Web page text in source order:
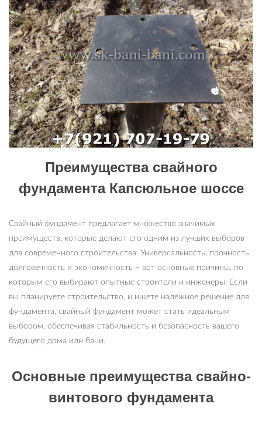
Преимущества свайного
фундамента Капсюльное шоссе
Свайный фундамент предлагает множество значимых
преимуществ, которые делают его одним из лучших выборов
для современного строительства. Универсальность, прочность,
долговечность и экономичность – вот основные причины, по
которым его выбирают опытные строители и инженеры. Если
вы планируете строительство, и ищете надежное решение для
фундамента, свайный фундамент может стать идеальным
выбором, обеспечивая стабильность и безопасность вашего
будущего дома или бани.
Основные преимущества свайно-
винтового фундамента